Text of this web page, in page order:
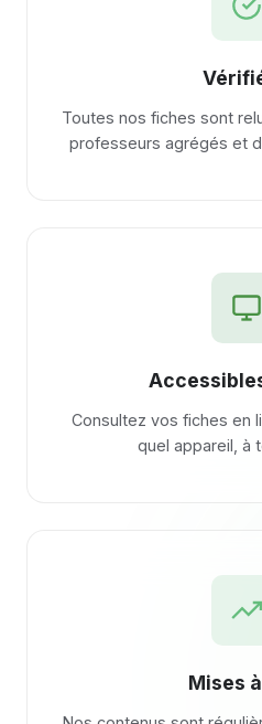
Toutes nos fiches sont
professeurs agrégés et
Consultez vos fiches en
quel appareil, à
Mises